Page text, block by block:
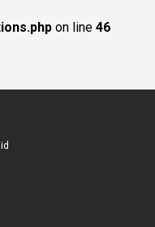
on line 46